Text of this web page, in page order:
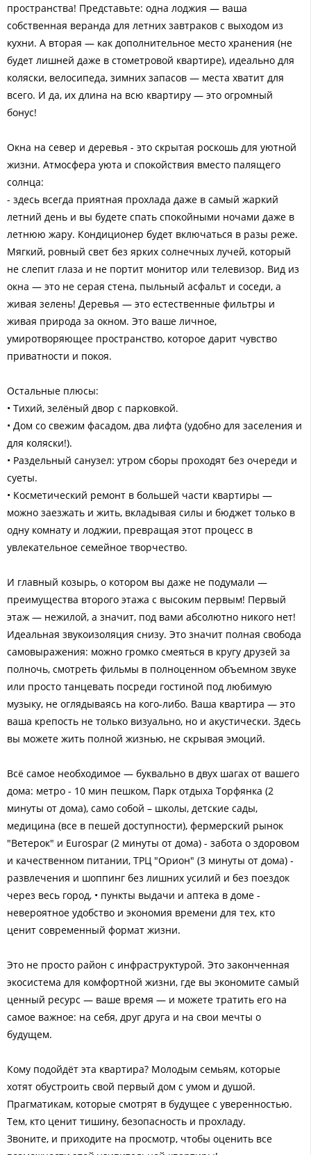
пространства! Представьте: одна лоджия — ваша
собственная веранда для летних завтраков с выходом из
кухни. А вторая — как дополнительное место хранения (не
будет лишней даже в стометровой квартире), идеально для
коляски, велосипеда, зимних запасов — места хватит для
всего. И да, их длина на всю квартиру — это огромный
бонус!
Окна на север и деревья - это скрытая роскошь для уютной
жизни. Атмосфера уюта и спокойствия вместо палящего
солнца:
- здесь всегда приятная прохлада даже в самый жаркий
летний день и вы будете спать спокойными ночами даже в
летнюю жару. Кондиционер будет включаться в разы реже.
Мягкий, ровный свет без ярких солнечных лучей, который
не слепит глаза и не портит монитор или телевизор. Вид из
окна — это не серая стена, пыльный асфальт и соседи, а
живая зелень! Деревья — это естественные фильтры и
живая природа за окном. Это ваше личное,
умиротворяющее пространство, которое дарит чувство
приватности и покоя.
Остальные плюсы:
• Тихий, зелёный двор с парковкой.
• Дом со свежим фасадом, два лифта (удобно для заселения и
для коляски!).
• Раздельный санузел: утром сборы проходят без очереди и
суеты.
• Косметический ремонт в большей части квартиры —
можно заезжать и жить, вкладывая силы и бюджет только в
одну комнату и лоджии, превращая этот процесс в
увлекательное семейное творчество.
И главный козырь, о котором вы даже не подумали —
преимущества второго этажа с высоким первым! Первый
этаж — нежилой, а значит, под вами абсолютно никого нет!
Идеальная звукоизоляция снизу. Это значит полная свобода
самовыражения: можно громко смеяться в кругу друзей за
полночь, смотреть фильмы в полноценном объемном звуке
или просто танцевать посреди гостиной под любимую
музыку, не оглядываясь на кого-либо. Ваша квартира — это
ваша крепость не только визуально, но и акустически. Здесь
вы можете жить полной жизнью, не скрывая эмоций.
Всё самое необходимое — буквально в двух шагах от вашего
дома: метро - 10 мин пешком, Парк отдыха Торфянка (2
минуты от дома), само собой – школы, детские сады,
медицина (все в пешей доступности), фермерский рынок
"Ветерок" и Eurospar (2 минуты от дома) - забота о здоровом
и качественном питании, ТРЦ "Орион" (3 минуты от дома) -
развлечения и шоппинг без лишних усилий и без поездок
через весь город, • пункты выдачи и аптека в доме -
невероятное удобство и экономия времени для тех, кто
ценит современный формат жизни.
Это не просто район с инфраструктурой. Это законченная
экосистема для комфортной жизни, где вы экономите самый
ценный ресурс — ваше время — и можете тратить его на
самое важное: на себя, друг друга и на свои мечты о
будущем.
Кому подойдёт эта квартира? Молодым семьям, которые
хотят обустроить свой первый дом с умом и душой.
Прагматикам, которые смотрят в будущее с уверенностью.
Тем, кто ценит тишину, безопасность и прохладу.
Звоните, и приходите на просмотр, чтобы оценить все